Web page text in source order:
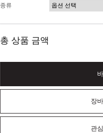
종류
총 상품 금액
장
관